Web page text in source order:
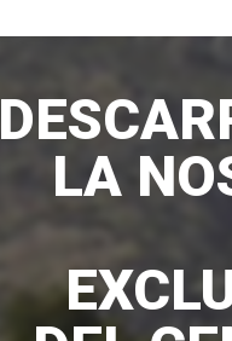
LA